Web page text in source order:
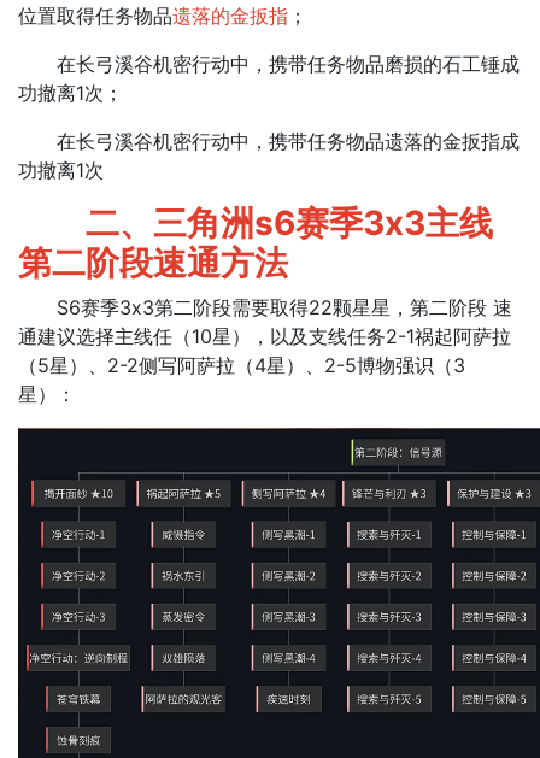
位置取得任务物品遗落的金扳指 ；
在长弓溪谷机密行动中，携带任务物品磨损的石工锤成
功撤离1次；
在长弓溪谷机密行动中，携带任务物品遗落的金扳指成
功撤离1次
二、三角洲s6赛季3x3主线
第二阶段速通方法
S6赛季3x3第二阶段需要取得22颗星星，第二阶段 速
通建议选择主线任（10星），以及支线任务2-1祸起阿萨拉
（5星）、2-2侧写阿萨拉（4星）、2-5博物强识（3
星）：